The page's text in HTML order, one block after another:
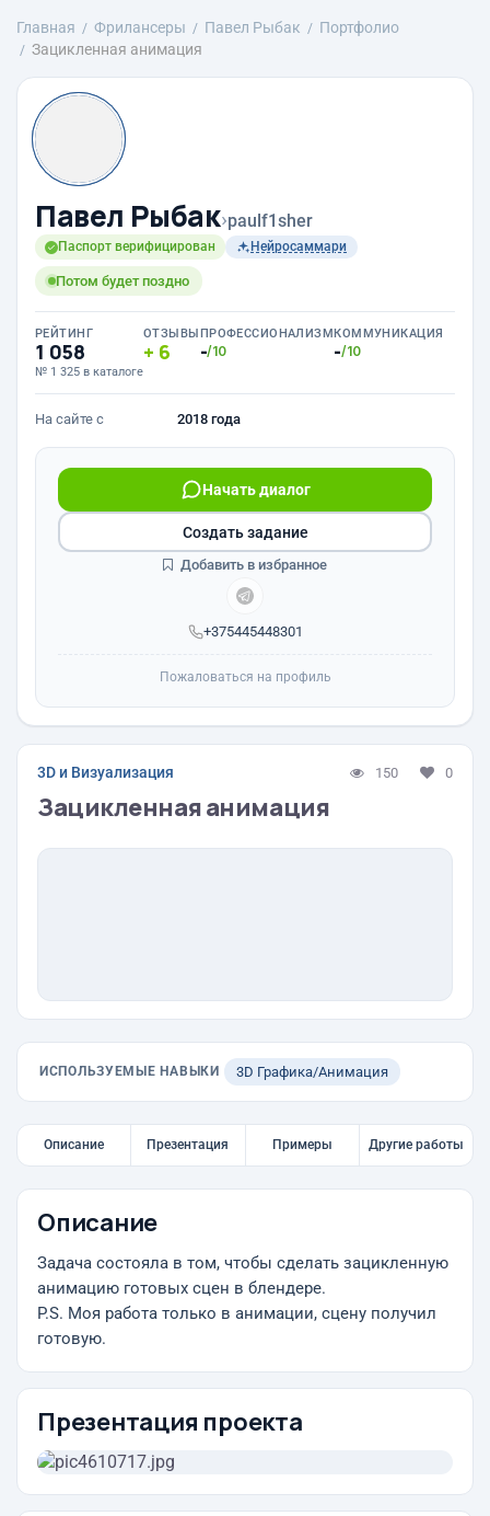
Главная Фрилансеры Павел Рыбак
Портфолио
Зацикленная анимация
Павел Рыбак›paulf1sher
Паспорт верифицирован Нейросаммари
Потом будет поздно
РЕЙТИНГ
1 058
№ 1 325 в каталоге
ОТЗЫВЫ
6
ПРОФЕССИОНАЛИЗМ
-/10
КОММУНИКАЦИЯ
-/10
На сайте с 2018 года
+375445448301
Начать диалог
Создать задание
Добавить в избранное
Пожаловаться на профиль
3D и Визуализация 150 0
Зацикленная анимация
ИСПОЛЬЗУЕМЫЕ НАВЫКИ 3D Графика/Анимация
Описание Презентация Примеры Другие работы
Описание
Задача состояла в том, чтобы сделать зацикленную
анимацию готовых сцен в блендере.
P.S. Моя работа только в анимации, сцену получил
готовую.
Презентация проекта